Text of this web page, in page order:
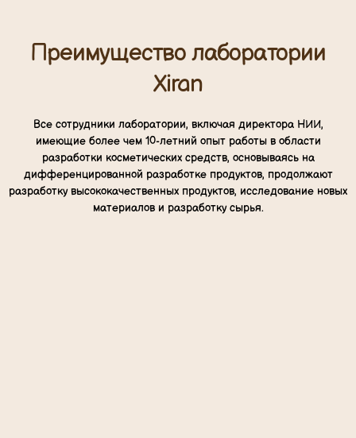
Преимущество лаборатории
Xiran
Все сотрудники лаборатории, включая директора НИИ,
имеющие более чем 10-летний опыт работы в области
разработки косметических средств, основываясь на
дифференцированной разработке продуктов, продолжают
разработку высококачественных продуктов, исследование новых
материалов и разработку сырья.